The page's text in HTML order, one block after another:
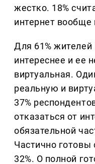
жестко. 18%
интернет вообще
Для 61%
интереснее и ее
виртуальная.
реальную и
37%
отказаться от
обязательной
Частично готовы
32%. О полной